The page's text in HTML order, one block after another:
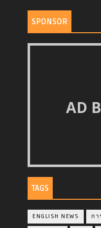
SPONSOR
AD
TAGS
ENGLISH NEWS กา